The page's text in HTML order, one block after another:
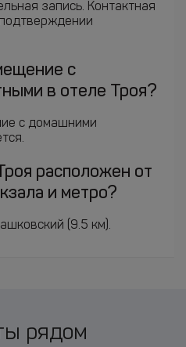
запись. Контактная
с
в отеле Троя?
с домашними
расположен от
и метро?
(9.5 км).
рядом